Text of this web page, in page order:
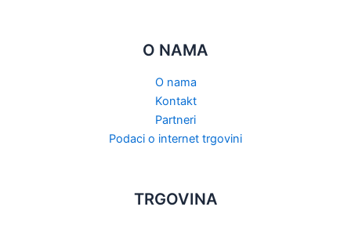
O NAMA
O nama
Kontakt
Partneri
Podaci o internet trgovini
TRGOVINA